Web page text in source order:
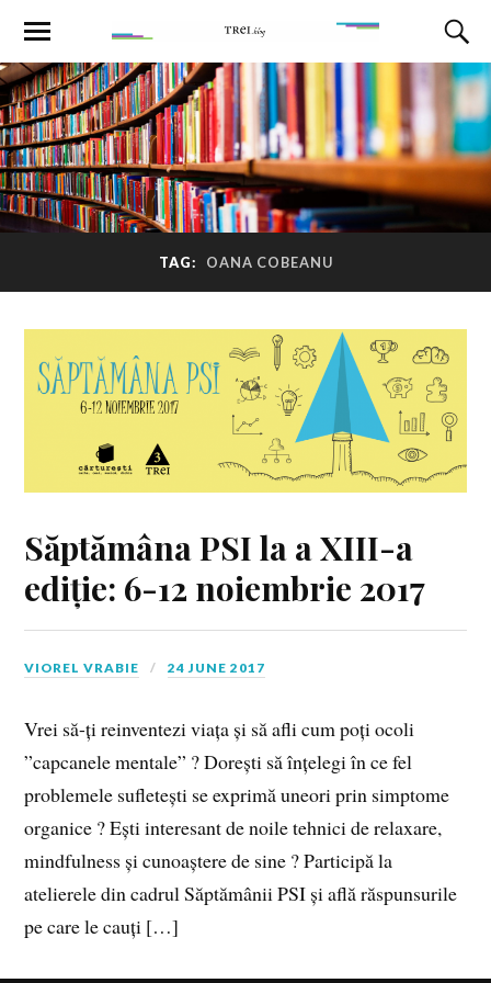
TAG: OANA COBEANU
Săptămâna PSI la a XIII-a
ediție: 6-12 noiembrie 2017
VIOREL VRABIE 24 JUNE 2017
Vrei să-ți reinventezi viața și să afli cum poți ocoli
”capcanele mentale” ? Dorești să înțelegi în ce fel
problemele sufletești se exprimă uneori prin simptome
organice ? Ești interesant de noile tehnici de relaxare,
mindfulness și cunoaștere de sine ? Participă la
atelierele din cadrul Săptămânii PSI și află răspunsurile
pe care le cauți […]